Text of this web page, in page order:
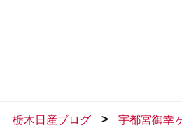
栃木日産ブログ > 宇都宮御幸